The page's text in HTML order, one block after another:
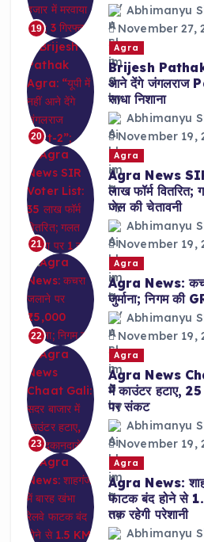
19
Abhimanyu
November 27,
20
Agra
Brijesh Pathak
आने देंगे जंगलराज
साधा निशाना
Abhimanyu
November 19,
21
Agra
Agra News
लाख फॉर्म
जेल की चेतावनी
Abhimanyu
November 19,
22
Agra
Agra News:
जुर्माना; निगम की
Abhimanyu
November 19,
23
Agra
Agra News
में काउंटर हटाए, 25
पर संकट
Abhimanyu
November 19,
Agra
Agra News:
फाटक बंद होने से
तक रहेगी परेशानी
Abhimanyu